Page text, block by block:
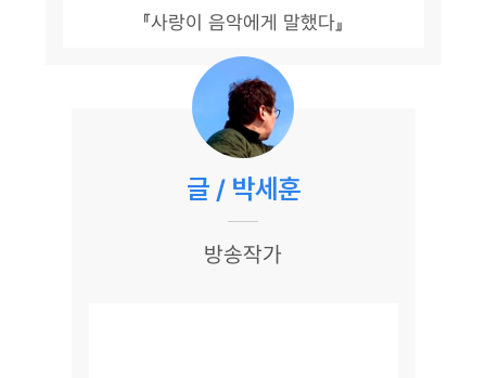
『사랑이 음악에게 말했다』
글 / 박세훈
방송작가